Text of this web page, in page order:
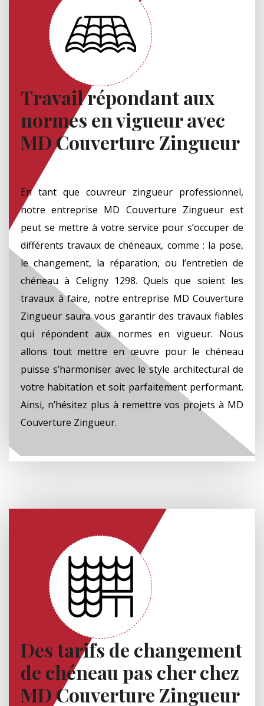
Travail répondant aux
normes en vigueur avec
MD Couverture Zingueur
En tant que couvreur zingueur professionnel,
notre entreprise MD Couverture Zingueur est
peut se mettre à votre service pour s’occuper de
différents travaux de chéneaux, comme : la pose,
le changement, la réparation, ou l’entretien de
chéneau à Celigny 1298. Quels que soient les
travaux à faire, notre entreprise MD Couverture
Zingueur saura vous garantir des travaux fiables
qui répondent aux normes en vigueur. Nous
allons tout mettre en œuvre pour le chéneau
puisse s’harmoniser avec le style architectural de
votre habitation et soit parfaitement performant.
Ainsi, n’hésitez plus à remettre vos projets à MD
Couverture Zingueur.
Des tarifs de changement
de chéneau pas cher chez
MD Couverture Zingueur